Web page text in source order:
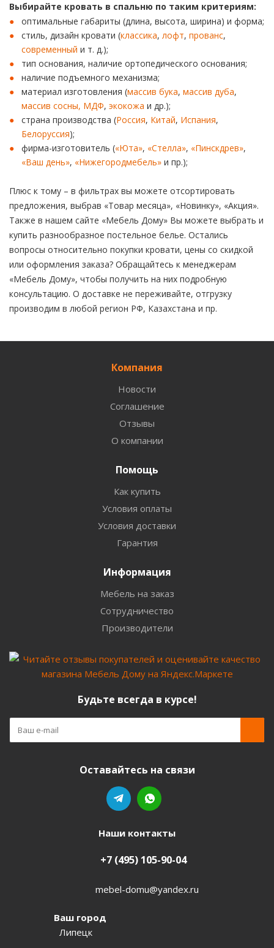
Выбирайте кровать в спальню по таким критериям:
оптимальные габариты (длина, высота, ширина) и форма;
стиль, дизайн кровати (классика, лофт, прованс,
современный и т. д.);
тип основания, наличие ортопедического основания;
наличие подъемного механизма;
материал изготовления (массив бука, массив дуба,
массив сосны, МДФ, экокожа и др.);
страна производства (Россия, Китай, Испания,
Белоруссия);
фирма-изготовитель («Юта», «Стелла», «Пинскдрев»,
«Ваш день», «Нижегородмебель» и пр.);
Плюс к тому – в фильтрах вы можете отсортировать
предложения, выбрав «Товар месяца», «Новинку», «Акция».
Также в нашем сайте «Мебель Дому» Вы можете выбрать и
купить разнообразное постельное белье. Остались
вопросы относительно покупки кровати, цены со скидкой
или оформления заказа? Обращайтесь к менеджерам
«Мебель Дому», чтобы получить на них подробную
консультацию. О доставке не переживайте, отгрузку
производим в любой регион РФ, Казахстана и пр.
Компания
Новости
Соглашение
Отзывы
О компании
Помощь
Как купить
Условия оплаты
Условия доставки
Гарантия
Информация
Мебель на заказ
Сотрудничество
Производители
Будьте всегда в курсе!
Оставайтесь на связи
Наши контакты
+7 (495) 105-90-04
mebel-domu@yandex.ru
Ваш город
Липецк